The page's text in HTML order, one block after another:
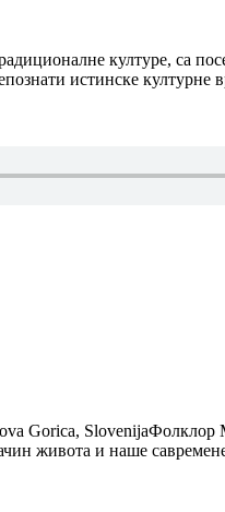
културе, са
истинске културне
Gorica, SlovenijaФолклор
живота и наше